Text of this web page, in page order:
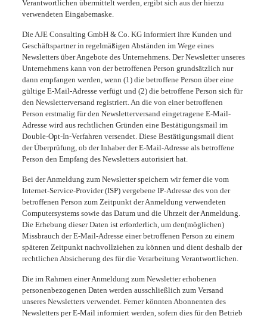
Verantwortlichen übermittelt werden, ergibt sich aus der hierzu
verwendeten Eingabemaske.
Die AJE Consulting GmbH & Co. KG informiert ihre Kunden und
Geschäftspartner in regelmäßigen Abständen im Wege eines
Newsletters über Angebote des Unternehmens. Der Newsletter unseres
Unternehmens kann von der betroffenen Person grundsätzlich nur
dann empfangen werden, wenn (1) die betroffene Person über eine
gültige E-Mail-Adresse verfügt und (2) die betroffene Person sich für
den Newsletterversand registriert. An die von einer betroffenen
Person erstmalig für den Newsletterversand eingetragene E-Mail-
Adresse wird aus rechtlichen Gründen eine Bestätigungsmail im
Double-Opt-In-Verfahren versendet. Diese Bestätigungsmail dient
der Überprüfung, ob der Inhaber der E-Mail-Adresse als betroffene
Person den Empfang des Newsletters autorisiert hat.
Bei der Anmeldung zum Newsletter speichern wir ferner die vom
Internet-Service-Provider (ISP) vergebene IP-Adresse des von der
betroffenen Person zum Zeitpunkt der Anmeldung verwendeten
Computersystems sowie das Datum und die Uhrzeit der Anmeldung.
Die Erhebung dieser Daten ist erforderlich, um den(möglichen)
Missbrauch der E-Mail-Adresse einer betroffenen Person zu einem
späteren Zeitpunkt nachvollziehen zu können und dient deshalb der
rechtlichen Absicherung des für die Verarbeitung Verantwortlichen.
Die im Rahmen einer Anmeldung zum Newsletter erhobenen
personenbezogenen Daten werden ausschließlich zum Versand
unseres Newsletters verwendet. Ferner könnten Abonnenten des
Newsletters per E-Mail informiert werden, sofern dies für den Betrieb